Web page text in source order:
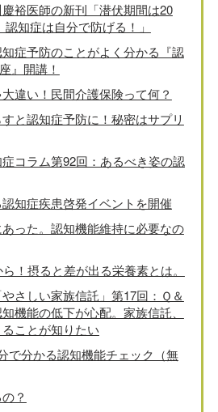
裕医師の新刊「潜伏期間は20
知症は自分で防げる！」
症予防のことがよく分かる『認
』開講！
違い！民間介護保険って何？
と認知症予防に！秘密はサプリ
コラム第92回：あるべき姿の認
知症疾患啓発イベントを開催
った。認知機能維持に必要なの
！摂ると差が出る栄養素とは。
さしい家族信託」第17回：Ｑ＆
機能の低下が心配。家族信託、
ことが知りたい
で分かる認知機能チェック（無
？